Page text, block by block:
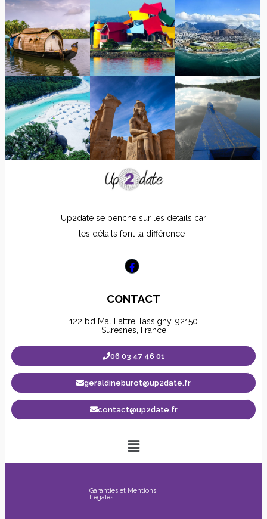
Up2date se penche sur les détails car
les détails font la différence !
CONTACT
122 bd Mal Lattre Tassigny, 92150
Suresnes, France
06 03 47 46 01
geraldineburot@up2date.fr
contact@up2date.fr
Garanties et Mentions
Légales